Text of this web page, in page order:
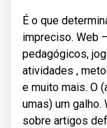
É o que
impreciso. Web
pedagógicos,
atividades ,
e muito mais. O
umas) um
sobre artigos